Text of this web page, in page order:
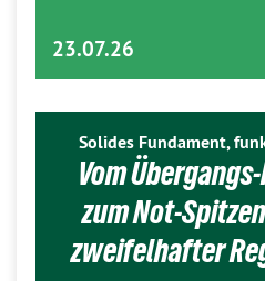
23.07.26
Solides Fundament,
Vom
zum Not-
zweifelhafter